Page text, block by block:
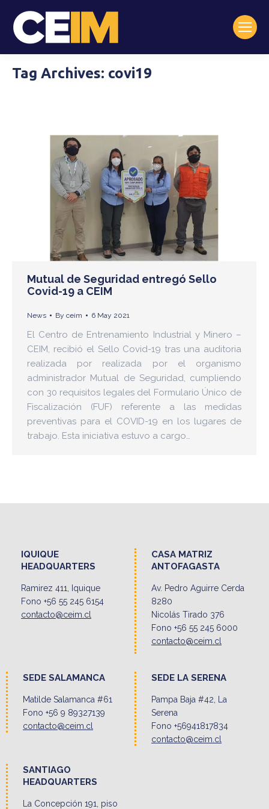
Tag Archives: covi19
Mutual de Seguridad entregó Sello
Covid-19 a CEIM
News By ceim 6 May 2021
El Centro de Entrenamiento Industrial y Minero –
CEIM, recibió el Sello Covid-19 tras una auditoria
realizada por realizada por el organismo
administrador Mutual de Seguridad, cumpliendo
con 30 requisitos legales del Formulario Único de
Fiscalización (FUF) referente a las medidas
preventivas para el COVID-19 en los lugares de
trabajo. Esta iniciativa estuvo a cargo…
IQUIQUE
HEADQUARTERS
Ramirez 411, Iquique
Fono +56 55 245 6154
contacto@ceim.cl
CASA MATRIZ
ANTOFAGASTA
Av. Pedro Aguirre Cerda
8280
Nicolás Tirado 376
Fono +56 55 245 6000
contacto@ceim.cl
SEDE SALAMANCA
Matilde Salamanca #61
Fono +56 9 89327139
contacto@ceim.cl
SEDE LA SERENA
Pampa Baja #42, La
Serena
Fono +56941817834
contacto@ceim.cl
SANTIAGO
HEADQUARTERS
La Concepción 191, piso